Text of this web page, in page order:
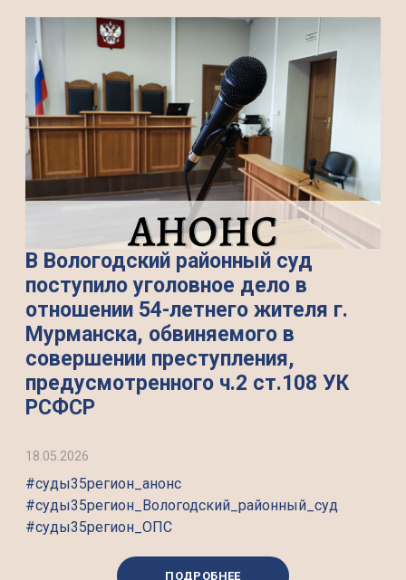
В Вологодский районный суд
поступило уголовное дело в
отношении 54-летнего жителя г.
Мурманска, обвиняемого в
совершении преступления,
предусмотренного ч.2 ст.108 УК
РСФСР
18.05.2026
#суды35регион_анонс
#суды35регион_Вологодский_районный_суд
#суды35регион_ОПС
ПОДРОБНЕЕ